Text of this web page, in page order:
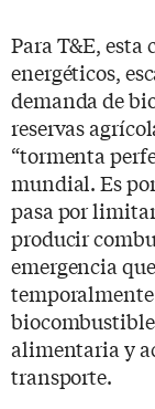
Para T&E, esta
energéticos,
demanda de
reservas
“tormenta
mundial. Es
pasa por
producir
emergencia
alimentaria y
transporte.